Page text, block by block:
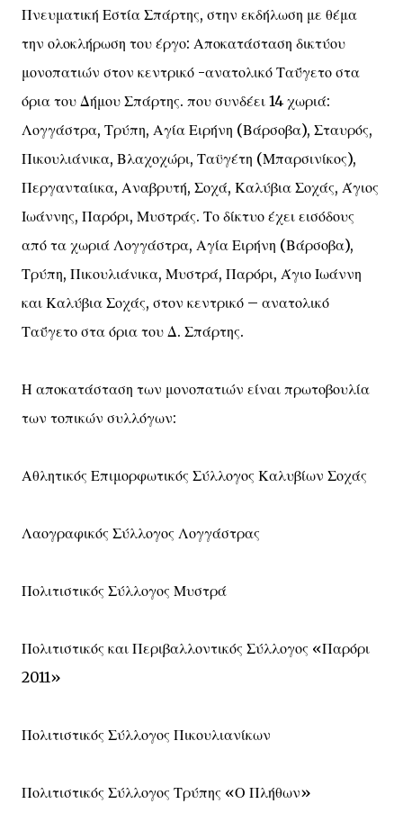
Πνευματική Εστία Σπάρτης, στην εκδήλωση με θέμα
την ολοκλήρωση του έργο: Αποκατάσταση δικτύου
μονοπατιών στον κεντρικό -ανατολικό Ταΰγετο στα
όρια του Δήμου Σπάρτης. που συνδέει 14 χωριά:
Λογγάστρα, Τρύπη, Αγία Ειρήνη (Βάρσοβα), Σταυρός,
Πικουλιάνικα, Βλαχοχώρι, Ταϋγέτη (Μπαρσινίκος),
Περγανταίικα, Αναβρυτή, Σοχά, Καλύβια Σοχάς, Άγιος
Ιωάννης, Παρόρι, Μυστράς. Το δίκτυο έχει εισόδους
από τα χωριά Λογγάστρα, Αγία Ειρήνη (Βάρσοβα),
Τρύπη, Πικουλιάνικα, Μυστρά, Παρόρι, Άγιο Ιωάννη
και Καλύβια Σοχάς, στον κεντρικό – ανατολικό
Ταΰγετο στα όρια του Δ. Σπάρτης.
Η αποκατάσταση των μονοπατιών είναι πρωτοβουλία
των τοπικών συλλόγων:
Αθλητικός Επιμορφωτικός Σύλλογος Καλυβίων Σοχάς
Λαογραφικός Σύλλογος Λογγάστρας
Πολιτιστικός Σύλλογος Μυστρά
Πολιτιστικός και Περιβαλλοντικός Σύλλογος «Παρόρι
2011»
Πολιτιστικός Σύλλογος Πικουλιανίκων
Πολιτιστικός Σύλλογος Τρύπης «Ο Πλήθων»